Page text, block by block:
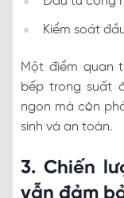
Kiểm soát
Một điểm quan
bếp trong suất
ngon mà còn
sinh và an toàn.
3. Chiến
vẫn đảm